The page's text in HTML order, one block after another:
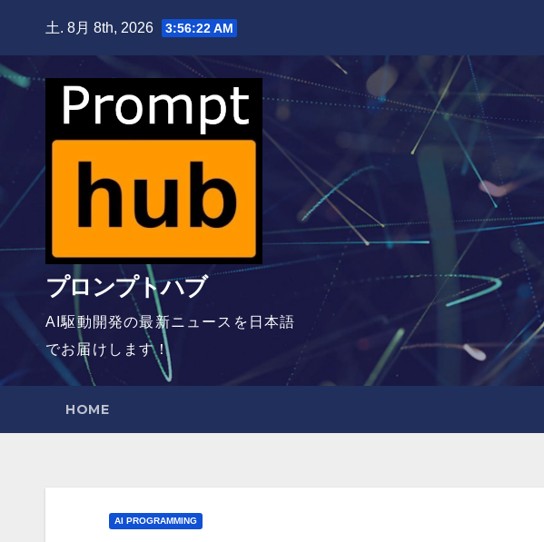
content
土. 8月 8th, 2026 3:56:24 AM
プロンプトハブ
AI駆動開発の最新ニュースを日本語
でお届けします！
HOME
AI PROGRAMMING